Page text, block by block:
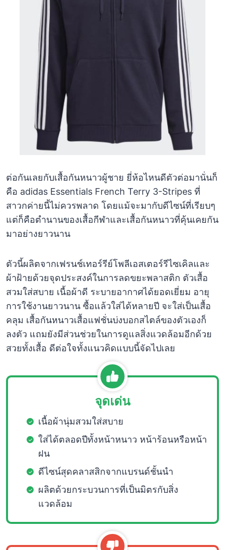
ต่อกันเลยกับเสื้อกันหนาวผู้ชาย ยี่ห้อไหนดีตัวต่อมานั่นก็
คือ adidas Essentials French Terry 3-Stripes ที่
สาวกค่ายนี้ไม่ควรพลาด โดยแม้จะมากับดีไซน์ที่เรียบๆ
แต่ก็คือตำนานของเสื้อกีฬาและเสื้อกันหนาวที่คุ้นเคยกัน
มาอย่างยาวนาน
ตัวนี้ผลิตจากเฟรนช์เทอร์รีย์โพลีเอสเตอร์รีไซเคิลและ
ผ้าฝ้ายด้วยจุดประสงค์ในการลดขยะพลาสติก ตัวเสื้อ
สวมใส่สบาย เนื้อผ้าดี ระบายอากาศได้ยอดเยี่ยม อายุ
การใช้งานยาวนาน ซื้อแล้วใส่ได้หลายปี จะใส่เป็นเสื้อ
คลุม เสื้อกันหนาวเสื้อแฟชั่นบ่งบอกสไตล์ของตัวเองก็
ลงตัว แถมยังมีส่วนช่วยในการดูแลสิ่งแวดล้อมอีกด้วย
สวยทั้งเสื้อ ดีต่อใจทั้งแนวคิดแบบนี้จัดไปเลย
จุดเด่น
เนื้อผ้านุ่มสวมใส่สบาย
ใส่ได้ตลอดปีทั้งหน้าหนาว หน้าร้อนหรือหน้า
ฝน
ดีไซน์สุดคลาสสิกจากแบรนด์ชั้นนำ
ผลิตด้วยกระบวนการที่เป็นมิตรกับสิ่ง
แวดล้อม